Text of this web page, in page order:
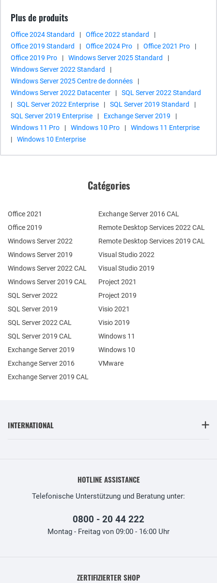
Plus de produits
Office 2024 Standard | Office 2022 standard
|
Office 2019 Standard
| Office 2024 Pro | Office 2021 Pro
|
Office 2019 Pro
| Windows Server 2025 Standard
|
Windows Server 2022 Standard
|
Windows Server 2025 Centre de données
|
Windows Server 2022 Datacenter
|
SQL Server 2022 Standard
|
SQL Server 2022 Enterprise | SQL Server 2019 Standard
|
SQL Server 2019 Enterprise
| Exchange Server 2019
|
Windows 11 Pro
| Windows 10 Pro |
Windows 11 Enterprise
|
Windows 10 Enterprise
Catégories
Office 2021
Office 2019
Windows Server 2022
Windows Server 2019
Exchange Server 2019
Exchange Server 2016
SQL Server 2022
SQL Server 2019
Windows Server 2022 CAL
Windows Server 2019 CAL
SQL Server 2022 CAL
SQL Server 2019 CAL
Remote Desktop Services 2022 CAL
Remote Desktop Services 2019 CAL
Exchange Server 2019 CAL
Exchange Server 2016 CAL
Visual Studio 2022
Visual Studio 2019
Project 2021
Project 2019
Visio 2021
Visio 2019
Windows 11
Windows 10
VMware
INTERNATIONAL
HOTLINE ASSISTANCE
Telefonische Unterstützung und Beratung unter:
0800 - 20 44 222
Montag - Freitag von 09:00 - 16:00 Uhr
ZERTIFIZIERTER SHOP